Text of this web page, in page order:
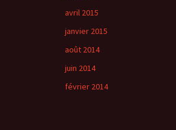
avril 2015
janvier 2015
août 2014
juin 2014
février 2014